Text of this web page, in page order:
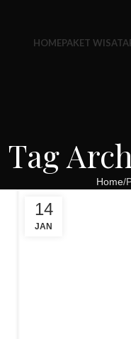
HOMEPAKET WISATA
Tag
Home
14
JAN